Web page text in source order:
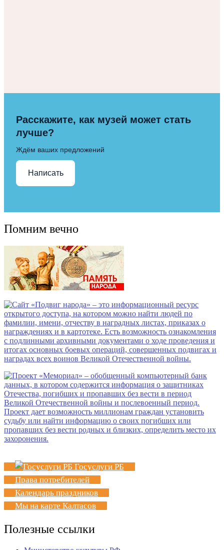
Расскажите, как музей может стать
лучше?
Ждём ваших предложений
Написать
Помним вечно
Госуслуги РБ
Права потребителей
Календарь праздников
Мы на карте Калтасов
Полезные ссылки